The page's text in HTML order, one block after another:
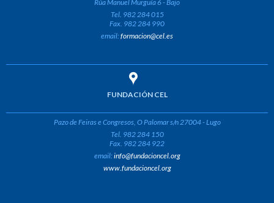
Rúa Manuel Murguía 6 - Bajo
Tel. 982 284 015
Fax. 982 284 990
email:formacion@cel.es
FUNDACIÓN CEL
Pazo de Feiras e Congresos, O Palomar s/n 27004 - Lugo
Tel. 982 284 150
Fax. 982 284 922
email:info@fundacioncel.org
www.fundacioncel.org